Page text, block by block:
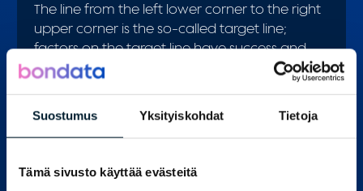
Suostumus Yksityiskohdat Tietoja
Tämä sivusto käyttää evästeitä
The line from the left lower corner to the right
upper corner is the so-called target line;
factors on the target line have success and
importance at the same levels.
Answer dots placed clearly above the
target line = an overcontribution factor
Answer dots placed clearly below the
Answer dots placed close to the target